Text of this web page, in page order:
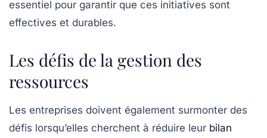
essentiel pour garantir que ces initiatives sont
effectives et durables.
Les défis de la gestion des
ressources
Les entreprises doivent également surmonter des
défis lorsqu’elles cherchent à réduire leur bilan